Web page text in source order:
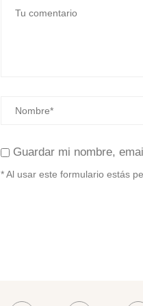
Guardar mi nombre,
* Al usar este formulario estás